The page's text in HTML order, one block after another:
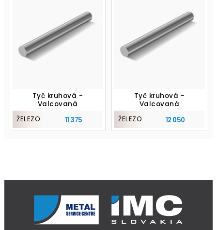
Tyč kruhová -
Valcovaná
ŽELEZO
11 375
Tyč kruhová -
Valcovaná
ŽELEZO
12 050